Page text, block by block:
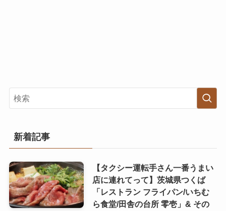
新着記事
【タクシー運転手さん一番うまい
店に連れてって】茨城県つくば
「レストラン フライパン/いちむ
ら食堂/田舎の台所 零壱」& その